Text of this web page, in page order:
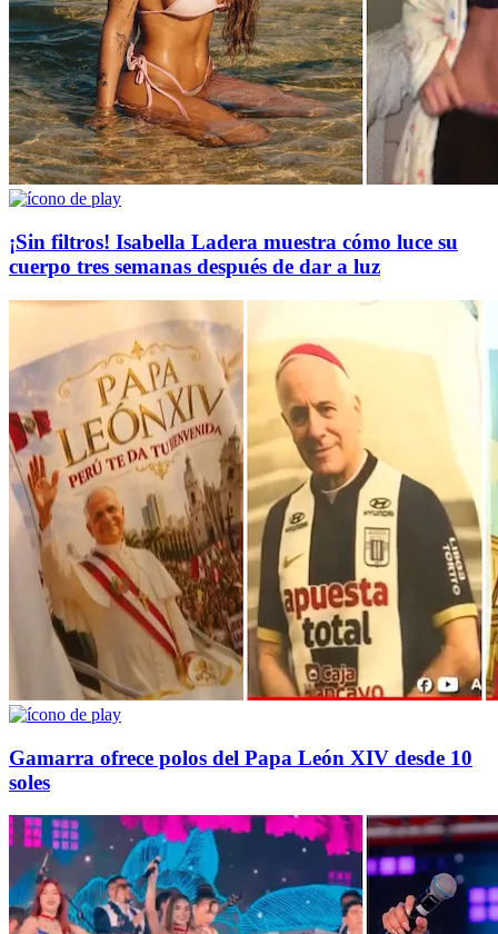
¡Sin filtros! Isabella Ladera muestra cómo luce su
cuerpo tres semanas después de dar a luz
Gamarra ofrece polos del Papa León XIV desde 10
soles